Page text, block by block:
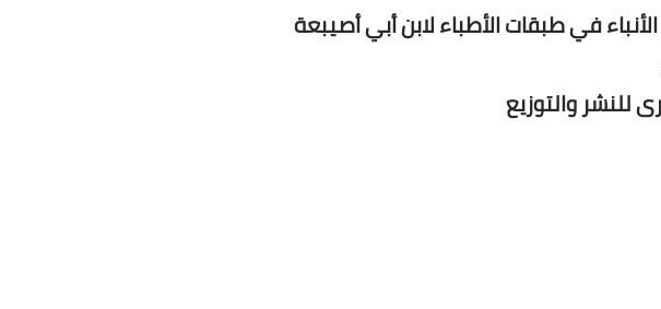
في طبقات الأطباء لابن أبي أصيبعة
للنشر والتوزيع